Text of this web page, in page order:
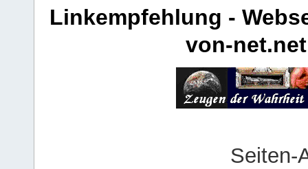
Linkempfehlung -
von-net.net
Seiten-